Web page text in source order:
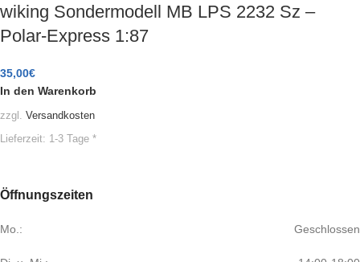
wiking Sondermodell MB LPS 2232 Sz –
Polar-Express 1:87
35,00€
In den Warenkorb
zzgl. Versandkosten
Lieferzeit: 1-3 Tage *
Öffnungszeiten
Mo.: Geschlossen